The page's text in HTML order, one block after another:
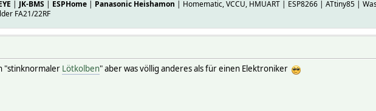
| JK-BMS | ESPHome| Panasonic Heishamon | Homematic, VCCU, HMUART | ESP8266 | ATtiny85 |
FA21/22RF
"stinknormaler Lötkolben" aber was völlig anderes als für einen Elektroniker